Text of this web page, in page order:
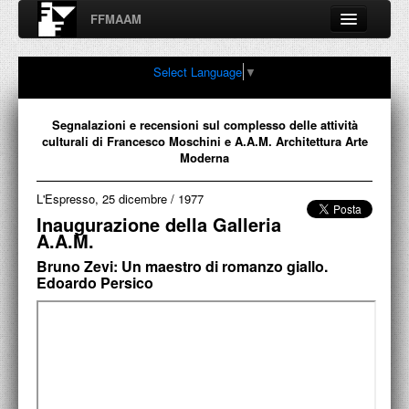
FFMAAM
Fondo Francesco Moschini
A.A.M. Architettura Arte Moderna
Percorsi, nodi, sconfinamenti e contaminazioni tra Arte,
FFMAAM
FRANCESCO MOSCHINI
PUBBLICAZIONI
Select Language ▼
Segnalazioni e recensioni sul complesso delle attività
culturali di Francesco Moschini e A.A.M. Architettura Arte
Moderna
L'Espresso, 25 dicembre / 1977
Inaugurazione della Galleria
A.A.M.
Bruno Zevi: Un maestro di romanzo giallo.
Edoardo Persico